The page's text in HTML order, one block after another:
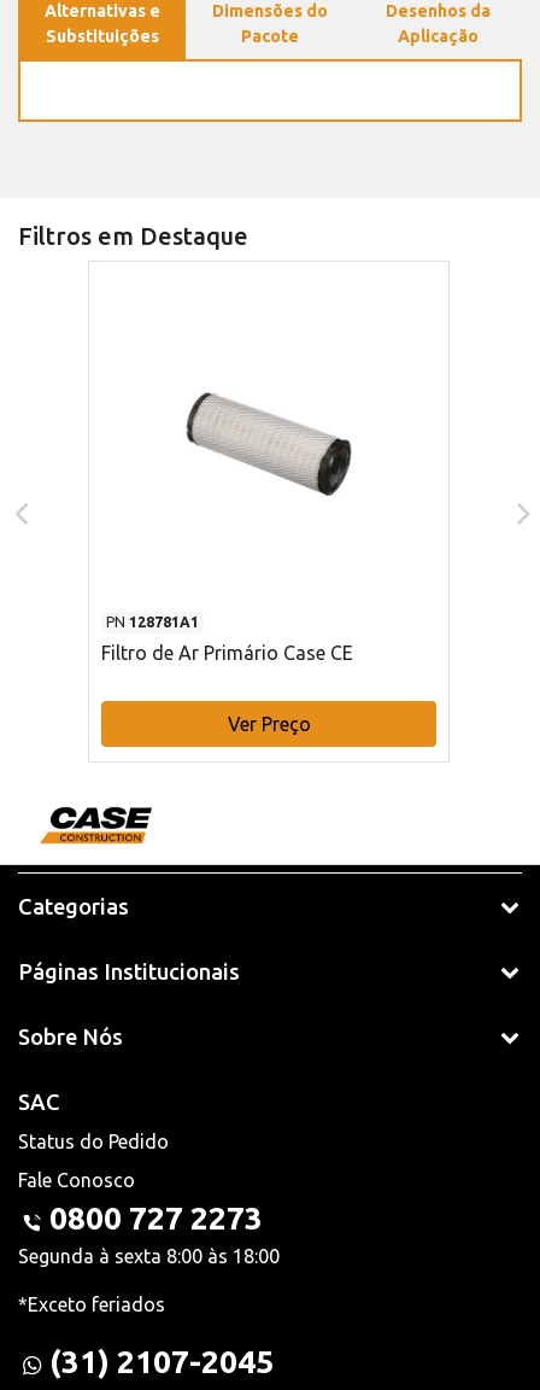
Alternativas e
Substituições
Dimensões do
Pacote
Desenhos da
Aplicação
Filtros em Destaque
PN 128781A1
Filtro de Ar Primário Case CE
Ver Preço
Categorias
Páginas Institucionais
Sobre Nós
SAC
Status do Pedido
Fale Conosco
0800 727 2273
Segunda à sexta 8:00 às 18:00
*Exceto feriados
(31) 2107-2045